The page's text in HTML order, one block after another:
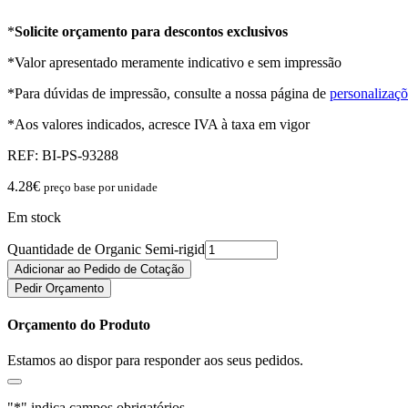
*Solicite orçamento para descontos exclusivos
*Valor apresentado meramente indicativo e sem impressão
*Para dúvidas de impressão, consulte a nossa página de
*Aos valores indicados, acresce IVA à taxa em vigor
REF: BI-PS-93288
4.28€ preço base por unidade
Em stock
Quantidade de Organic Semi-rigid
Adicionar ao Pedido de Cotação
Pedir Orçamento
Orçamento do Produto
Estamos ao dispor para responder aos seus pedidos.